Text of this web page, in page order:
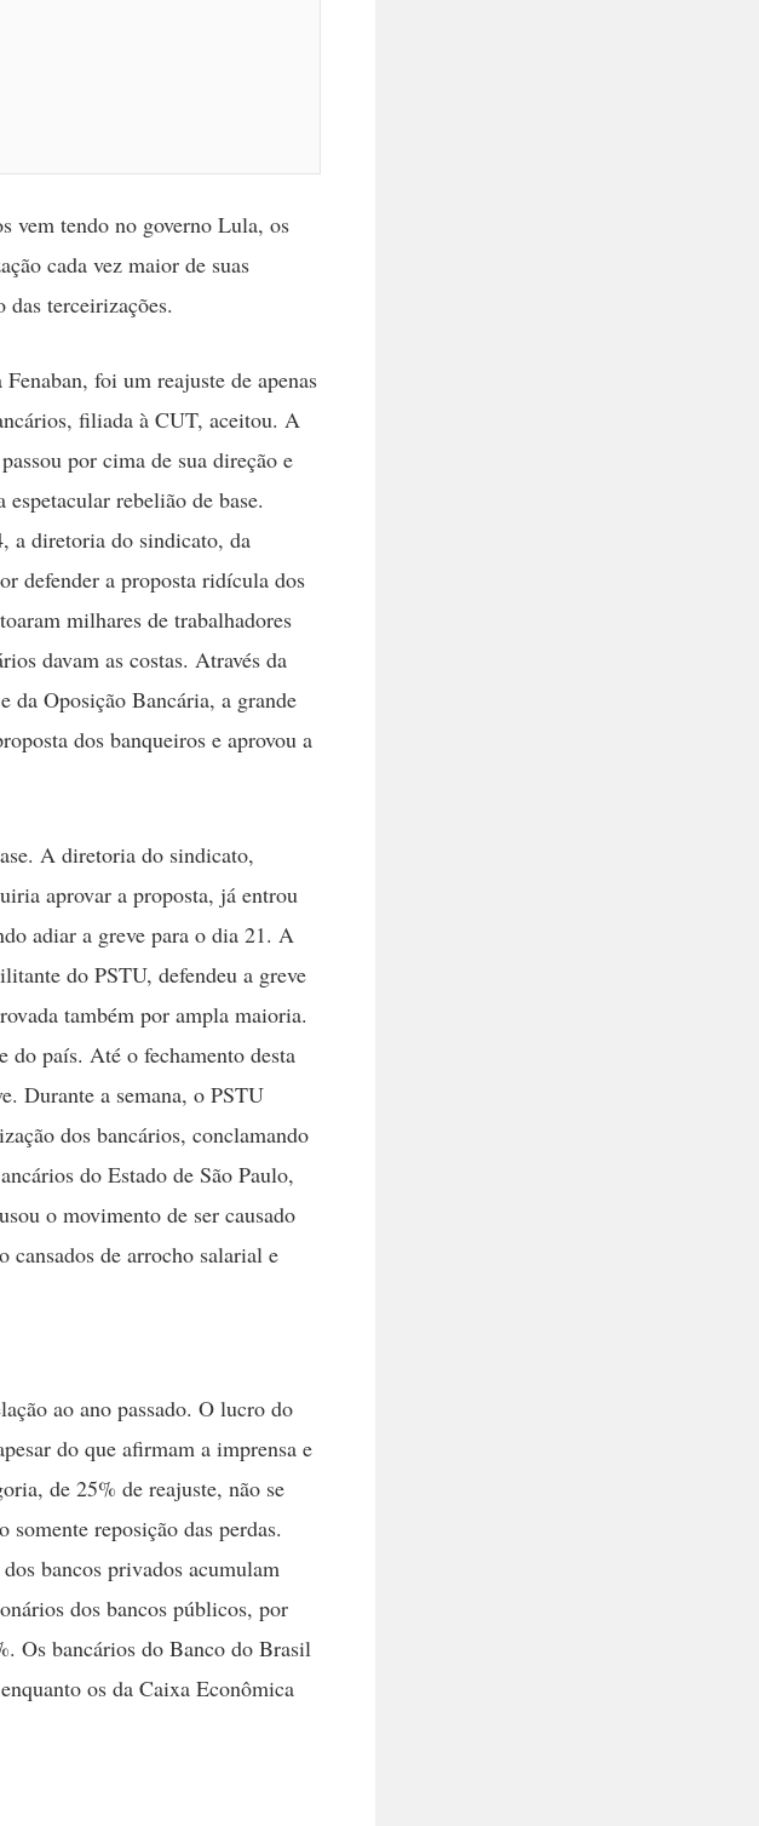
vem tendo no governo Lula, os
cada vez maior de suas
das terceirizações.
foi um reajuste de apenas
filiada à CUT, aceitou. A
por cima de sua direção e
rebelião de base.
a diretoria do sindicato, da
defender a proposta ridícula dos
milhares de trabalhadores
davam as costas. Através da
da Oposição Bancária, a grande
dos banqueiros e aprovou a
A diretoria do sindicato,
aprovar a proposta, já entrou
adiar a greve para o dia 21. A
do PSTU, defendeu a greve
também por ampla maioria.
do país. Até o fechamento desta
Durante a semana, o PSTU
dos bancários, conclamando
do Estado de São Paulo,
o movimento de ser causado
cansados de arrocho salarial e
ao ano passado. O lucro do
do que afirmam a imprensa e
de 25% de reajuste, não se
reposição das perdas.
bancos privados acumulam
dos bancos públicos, por
Os bancários do Banco do Brasil
os da Caixa Econômica